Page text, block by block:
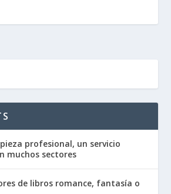
profesional, un servicio
muchos sectores
de libros romance, fantasía o